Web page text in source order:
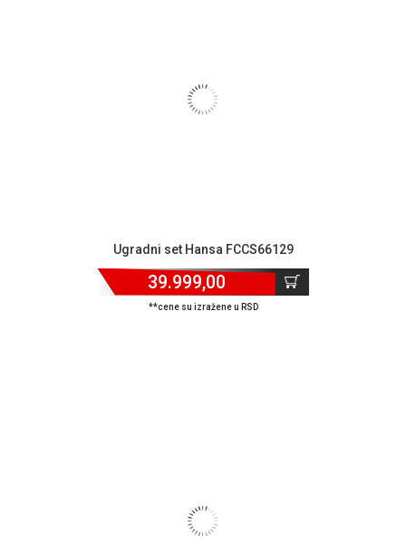
Ugradni set Hansa FCCS66129
39.999,00
**cene su izražene u RSD